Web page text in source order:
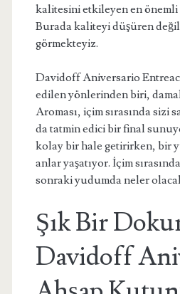
kalitesini etkileyen en önemli
Burada kaliteyi düşüren
görmekteyiz.
Davidoff Aniversario
edilen yönlerinden biri,
Aroması, içim sırasında sizi
da tatmin edici bir final
kolay bir hale getirirken, bir
anlar yaşatıyor. İçim
sonraki yudumda neler
Şık Bir
Davidoff